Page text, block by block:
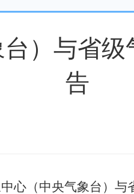
）与省
告
心（中央气象台）与